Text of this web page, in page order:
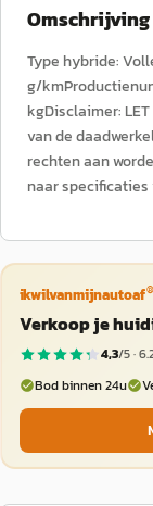
Omschrijving
Type hybride:
g/
kgDisclaimer:
van de
rechten aan
naar specificaties
ikwilvanmijnautoaf®
Verkoop je
4,3/5 ·
Bod binnen 24u